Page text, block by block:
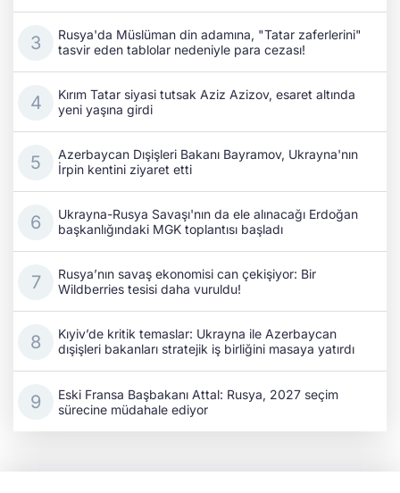
Rusya'da Müslüman din adamına, "Tatar zaferlerini"
tasvir eden tablolar nedeniyle para cezası!
Kırım Tatar siyasi tutsak Aziz Azizov, esaret altında
yeni yaşına girdi
Azerbaycan Dışişleri Bakanı Bayramov, Ukrayna'nın
İrpin kentini ziyaret etti
Ukrayna-Rusya Savaşı'nın da ele alınacağı Erdoğan
başkanlığındaki MGK toplantısı başladı
Rusya’nın savaş ekonomisi can çekişiyor: Bir
Wildberries tesisi daha vuruldu!
Kıyiv’de kritik temaslar: Ukrayna ile Azerbaycan
dışişleri bakanları stratejik iş birliğini masaya yatırdı
Eski Fransa Başbakanı Attal: Rusya, 2027 seçim
sürecine müdahale ediyor